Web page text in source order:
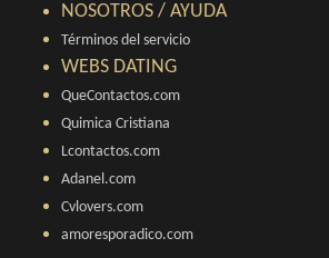
NOSOTROS / AYUDA
Términos del servicio
WEBS DATING
QueContactos.com
Quimica Cristiana
Lcontactos.com
Adanel.com
Cvlovers.com
amoresporadico.com